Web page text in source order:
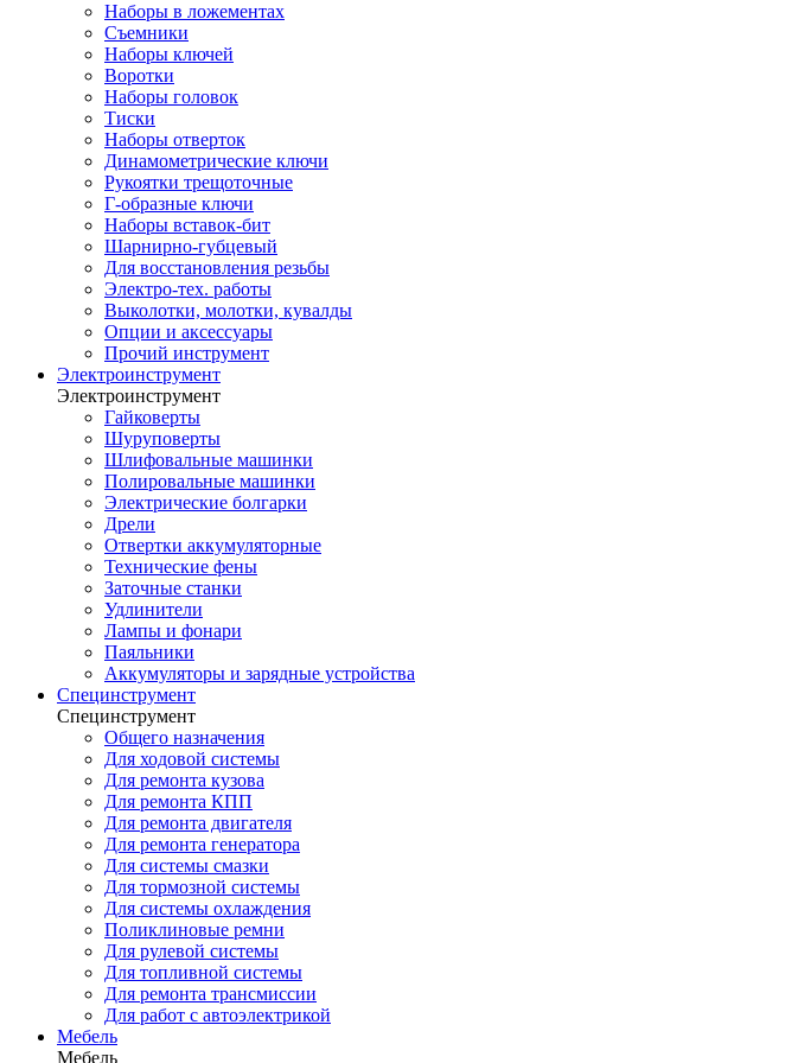
Наборы в ложементах
Съемники
Наборы ключей
Воротки
Наборы головок
Тиски
Наборы отверток
Динамометрические ключи
Рукоятки трещоточные
Г-образные ключи
Наборы вставок-бит
Шарнирно-губцевый
Для восстановления резьбы
Электро-тех. работы
Выколотки, молотки, кувалды
Опции и аксессуары
Прочий инструмент
Электроинструмент
Электроинструмент
Гайковерты
Шуруповерты
Шлифовальные машинки
Полировальные машинки
Электрические болгарки
Дрели
Отвертки аккумуляторные
Технические фены
Заточные станки
Удлинители
Лампы и фонари
Паяльники
Аккумуляторы и зарядные устройства
Специнструмент
Специнструмент
Общего назначения
Для ходовой системы
Для ремонта кузова
Для ремонта КПП
Для ремонта двигателя
Для ремонта генератора
Для системы смазки
Для тормозной системы
Для системы охлаждения
Поликлиновые ремни
Для рулевой системы
Для топливной системы
Для ремонта трансмиссии
Для работ с автоэлектрикой
Мебель
Мебель